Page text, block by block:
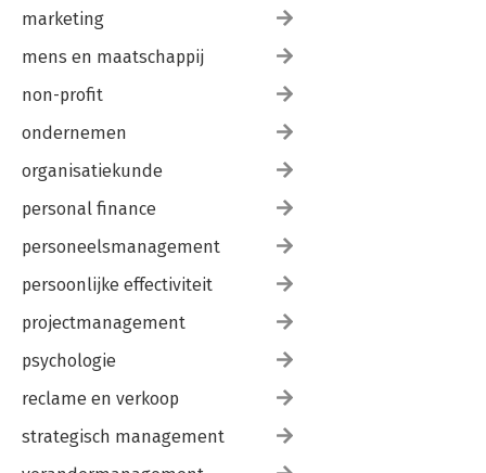
marketing
mens en maatschappij
non-profit
ondernemen
organisatiekunde
personal finance
personeelsmanagement
persoonlijke effectiviteit
projectmanagement
psychologie
reclame en verkoop
strategisch management